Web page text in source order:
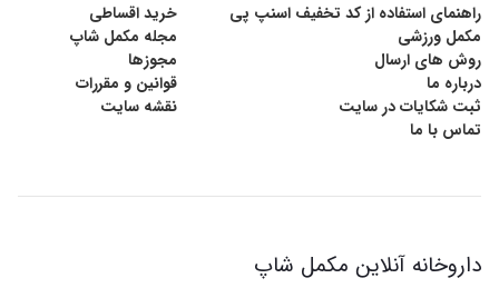
راهنمای استفاده از کد تخفیف اسنپ پی
خرید اقساطی
مکمل ورزشی
مجله مکمل شاپ
روش های ارسال
مجوزها
درباره ما
قوانین و مقررات
ثبت شکایات در سایت
نقشه سایت
تماس با ما
داروخانه آنلاین مکمل شاپ